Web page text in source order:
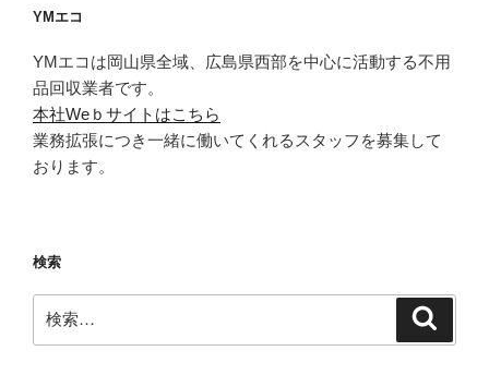
YMエコ
YMエコは岡山県全域、広島県西部を中心に活動する不用
品回収業者です。
本社Weｂサイトはこちら
業務拡張につき一緒に働いてくれるスタッフを募集して
おります。
検索
索: